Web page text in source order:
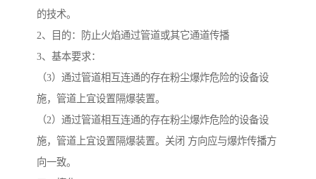
的技术。
2、目的：防止火焰通过管道或其它通道传播
3、基本要求：
（3）通过管道相互连通的存在粉尘爆炸危险的设备设
施，管道上宜设置隔爆装置。
（2）通过管道相互连通的存在粉尘爆炸危险的设备设
施，管道上宜设置隔爆装置。关闭 方向应与爆炸传播方
向一致。